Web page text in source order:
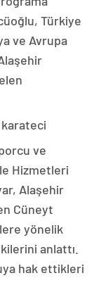
Türkiye
ve Avrupa
ve
Hizmetleri
Alaşehir
Cüneyt
yönelik
anlattı.
hak ettikleri